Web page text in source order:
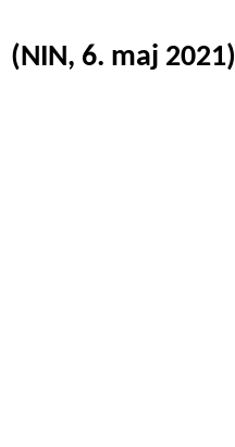
(NIN, 6. maj 2021)